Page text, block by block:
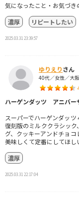
気になったこと・お気づ
濃厚
リピートしたい
2025.03.31 23:39:57
ゆりえりさん
40代／女性／大
ハーゲンダッツ アニバー
スーパーでハーゲンダッ
復刻版のミルククラシック
グ、クッキーアンドチョコ
美味しくて定番にしてほし
濃厚
2025.03.31 22:17:04